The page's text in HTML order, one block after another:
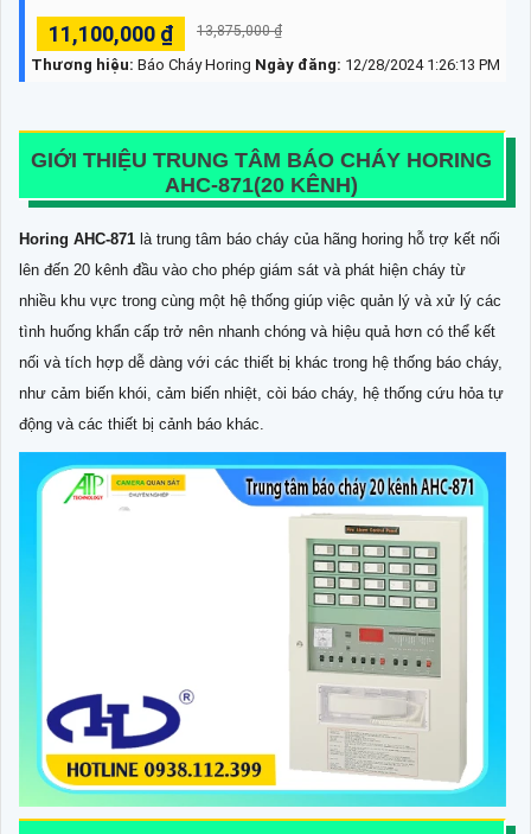
11,100,000 ₫ 13,875,000 ₫
Thương hiệu: Báo Cháy Horing Ngày đăng: 12/28/2024 1:26:13 PM
GIỚI THIỆU TRUNG TÂM BÁO CHÁY HORING
AHC-871(20 KÊNH)
Horing AHC-871 là trung tâm báo cháy của hãng horing hỗ trợ kết nối
lên đến 20 kênh đầu vào cho phép giám sát và phát hiện cháy từ
nhiều khu vực trong cùng một hệ thống giúp việc quản lý và xử lý các
tình huống khẩn cấp trở nên nhanh chóng và hiệu quả hơn có thể kết
nối và tích hợp dễ dàng với các thiết bị khác trong hệ thống báo cháy,
như cảm biến khói, cảm biến nhiệt, còi báo cháy, hệ thống cứu hỏa tự
động và các thiết bị cảnh báo khác.